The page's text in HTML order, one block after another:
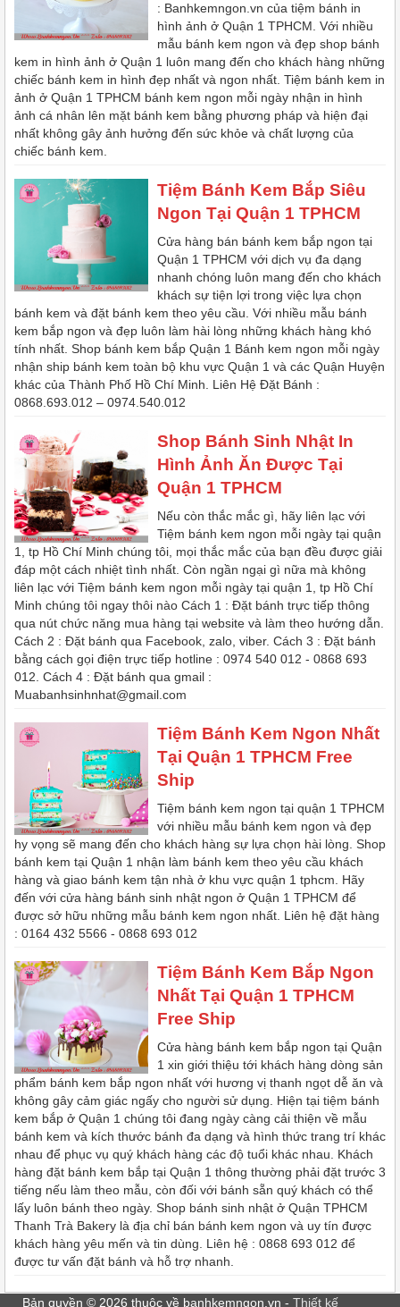
: Banhkemngon.vn của tiệm bánh in
hình ảnh ở Quận 1 TPHCM. Với nhiều
mẫu bánh kem ngon và đẹp shop bánh
kem in hình ảnh ở Quận 1 luôn mang đến cho khách hàng những
chiếc bánh kem in hình đẹp nhất và ngon nhất. Tiệm bánh kem in
ảnh ở Quận 1 TPHCM bánh kem ngon mỗi ngày nhận in hình
ảnh cá nhân lên mặt bánh kem bằng phương pháp và hiện đại
nhất không gây ảnh hưởng đến sức khỏe và chất lượng của
chiếc bánh kem.
Tiệm Bánh Kem Bắp Siêu
Ngon Tại Quận 1 TPHCM
Cửa hàng bán bánh kem bắp ngon tại
Quận 1 TPHCM với dịch vụ đa dạng
nhanh chóng luôn mang đến cho khách
khách sự tiện lợi trong việc lựa chọn
bánh kem và đặt bánh kem theo yêu cầu. Với nhiều mẫu bánh
kem bắp ngon và đẹp luôn làm hài lòng những khách hàng khó
tính nhất. Shop bánh kem bắp Quận 1 Bánh kem ngon mỗi ngày
nhận ship bánh kem toàn bộ khu vực Quận 1 và các Quận Huyện
khác của Thành Phố Hồ Chí Minh. Liên Hệ Đặt Bánh :
0868.693.012 – 0974.540.012
Shop Bánh Sinh Nhật In
Hình Ảnh Ăn Được Tại
Quận 1 TPHCM
Nếu còn thắc mắc gì, hãy liên lạc với
Tiệm bánh kem ngon mỗi ngày tại quận
1, tp Hồ Chí Minh chúng tôi, mọi thắc mắc của bạn đều được giải
đáp một cách nhiệt tình nhất. Còn ngần ngại gì nữa mà không
liên lạc với Tiệm bánh kem ngon mỗi ngày tại quận 1, tp Hồ Chí
Minh chúng tôi ngay thôi nào Cách 1 : Đặt bánh trực tiếp thông
qua nút chức năng mua hàng tại website và làm theo hướng dẫn.
Cách 2 : Đặt bánh qua Facebook, zalo, viber. Cách 3 : Đặt bánh
bằng cách gọi điện trực tiếp hotline : 0974 540 012 - 0868 693
012. Cách 4 : Đặt bánh qua gmail :
Muabanhsinhnhat@gmail.com
Tiệm Bánh Kem Ngon Nhất
Tại Quận 1 TPHCM Free
Ship
Tiệm bánh kem ngon tại quận 1 TPHCM
với nhiều mẫu bánh kem ngon và đẹp
hy vọng sẽ mang đến cho khách hàng sự lựa chọn hài lòng. Shop
bánh kem tại Quận 1 nhận làm bánh kem theo yêu cầu khách
hàng và giao bánh kem tận nhà ở khu vực quận 1 tphcm. Hãy
đến với cửa hàng bánh sinh nhật ngon ở Quận 1 TPHCM để
được sở hữu những mẫu bánh kem ngon nhất. Liên hệ đặt hàng
: 0164 432 5566 - 0868 693 012
Tiệm Bánh Kem Bắp Ngon
Nhất Tại Quận 1 TPHCM
Free Ship
Cửa hàng bánh kem bắp ngon tại Quận
1 xin giới thiệu tới khách hàng dòng sản
phẩm bánh kem bắp ngon nhất với hương vị thanh ngọt dễ ăn và
không gây cảm giác ngấy cho người sử dụng. Hiện tại tiệm bánh
kem bắp ở Quận 1 chúng tôi đang ngày càng cải thiện về mẫu
bánh kem và kích thước bánh đa dạng và hình thức trang trí khác
nhau để phục vụ quý khách hàng các độ tuổi khác nhau. Khách
hàng đặt bánh kem bắp tại Quận 1 thông thường phải đặt trước 3
tiếng nếu làm theo mẫu, còn đối với bánh sẵn quý khách có thể
lấy luôn bánh theo ngày. Shop bánh sinh nhật ở Quận TPHCM
Thanh Trà Bakery là địa chỉ bán bánh kem ngon và uy tín được
khách hàng yêu mến và tin dùng. Liên hệ : 0868 693 012 để
được tư vấn đặt bánh và hỗ trợ nhanh.
Bản quyền © 2026 thuộc về banhkemngon.vn - Thiết kế